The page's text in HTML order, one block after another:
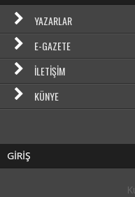
YAZARLAR
E-GAZETE
İLETIŞIM
KÜNYE
GİRİŞ